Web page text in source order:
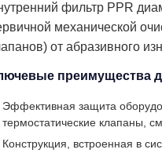
фильтр PPR
механической
от абразивного
преимущества
Эффективная защита
термостатические клапаны,
Конструкция, встроенная в